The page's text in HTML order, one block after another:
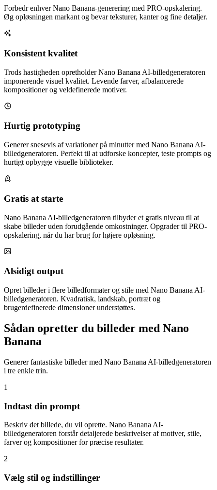
Forbedr enhver Nano Banana-generering med PRO-opskalering.
Øg opløsningen markant og bevar teksturer, kanter og fine detaljer.
Konsistent kvalitet
Trods hastigheden opretholder Nano Banana AI-billedgeneratoren
imponerende visuel kvalitet. Levende farver, afbalancerede
kompositioner og veldefinerede motiver.
Hurtig prototyping
Generer snesevis af variationer på minutter med Nano Banana AI-
billedgeneratoren. Perfekt til at udforske koncepter, teste prompts og
hurtigt opbygge visuelle biblioteker.
Gratis at starte
Nano Banana AI-billedgeneratoren tilbyder et gratis niveau til at
skabe billeder uden forudgående omkostninger. Opgrader til PRO-
opskalering, når du har brug for højere opløsning.
Alsidigt output
Opret billeder i flere billedformater og stile med Nano Banana AI-
billedgeneratoren. Kvadratisk, landskab, portræt og
brugerdefinerede dimensioner understøttes.
Sådan opretter du billeder med Nano
Banana
Generer fantastiske billeder med Nano Banana AI-billedgeneratoren
i tre enkle trin.
1
Indtast din prompt
Beskriv det billede, du vil oprette. Nano Banana AI-
billedgeneratoren forstår detaljerede beskrivelser af motiver, stile,
farver og kompositioner for præcise resultater.
2
Vælg stil og indstillinger